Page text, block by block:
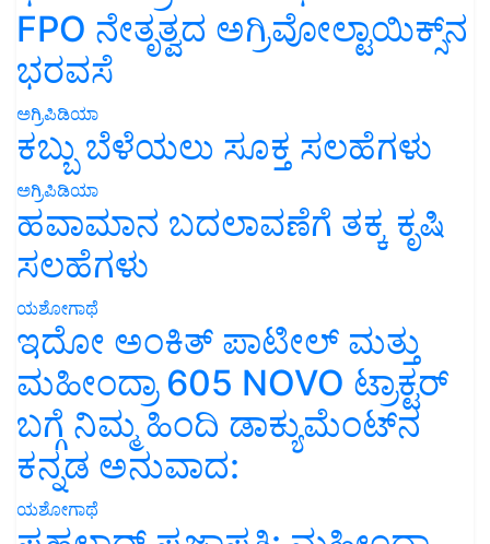
FPO ನೇತೃತ್ವದ ಅಗ್ರಿವೋಲ್ಟಾಯಿಕ್ಸ್‌ನ
ಭರವಸೆ
ಅಗ್ರಿಪಿಡಿಯಾ
ಕಬ್ಬು ಬೆಳೆಯಲು ಸೂಕ್ತ ಸಲಹೆಗಳು
ಅಗ್ರಿಪಿಡಿಯಾ
ಹವಾಮಾನ ಬದಲಾವಣೆಗೆ ತಕ್ಕ ಕೃಷಿ
ಸಲಹೆಗಳು
ಯಶೋಗಾಥೆ
ಇದೋ ಅಂಕಿತ್ ಪಾಟೀಲ್ ಮತ್ತು
ಮಹೀಂದ್ರಾ 605 NOVO ಟ್ರಾಕ್ಟರ್
ಬಗ್ಗೆ ನಿಮ್ಮ ಹಿಂದಿ ಡಾಕ್ಯುಮೆಂಟ್‌ನ
ಕನ್ನಡ ಅನುವಾದ:
ಯಶೋಗಾಥೆ